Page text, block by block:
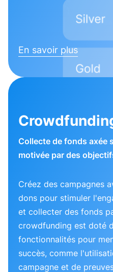
En savoir plus
Collecte de fonds axée
motivée par des
Créez des campagnes
dons pour stimuler
et collecter des fonds
crowdfunding est doté
fonctionnalités pour
succès, comme
campagne et de